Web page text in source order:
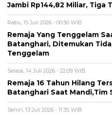
Jambi Rp144,82 Miliar, Tiga
Rabu, 15 Juli 2026 - 00:50 WIB
Remaja Yang Tenggelam
Batanghari, Ditemukan
Tenggelam
Selasa, 14 Juli 2026 - 22:09 WIB
Remaja 16 Tahun Hilang
Batanghari Saat Mandi,Tim
Senin, 13 Juli 2026 - 11:35 WIB